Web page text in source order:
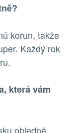
korun, takže
Každý rok
která vám
ohledně